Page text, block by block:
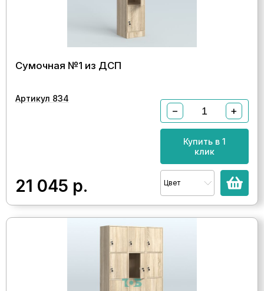
Сумочная №1 из ДСП
Артикул 834
21 045 р.
− +
Купить в 1
клик
Цвет